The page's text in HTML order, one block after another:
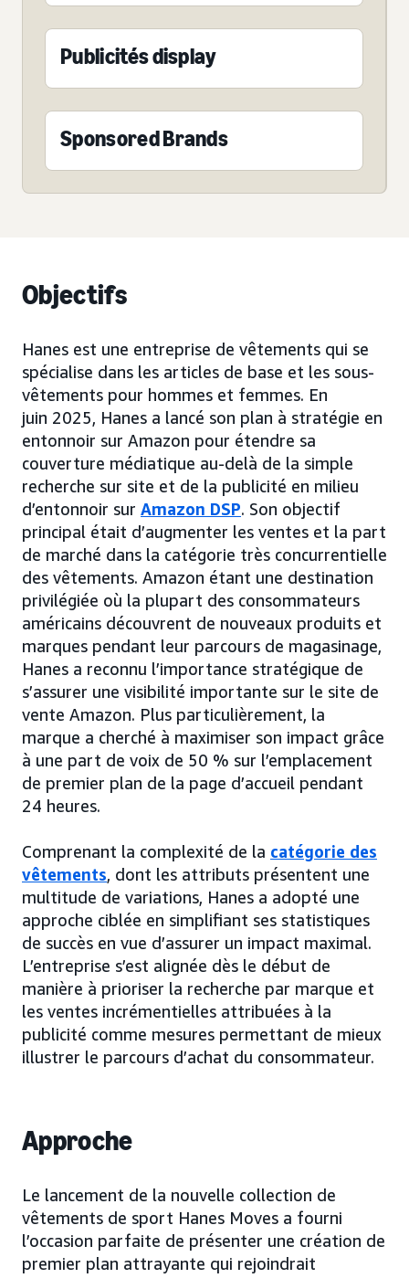
Publicités display
Sponsored Brands
Objectifs
Hanes est une entreprise de vêtements qui se
spécialise dans les articles de base et les sous-
vêtements pour hommes et femmes. En
juin 2025, Hanes a lancé son plan à stratégie en
entonnoir sur Amazon pour étendre sa
couverture médiatique au-delà de la simple
recherche sur site et de la publicité en milieu
d’entonnoir sur Amazon DSP. Son objectif
principal était d’augmenter les ventes et la part
de marché dans la catégorie très concurrentielle
des vêtements. Amazon étant une destination
privilégiée où la plupart des consommateurs
américains découvrent de nouveaux produits et
marques pendant leur parcours de magasinage,
Hanes a reconnu l’importance stratégique de
s’assurer une visibilité importante sur le site de
vente Amazon. Plus particulièrement, la
marque a cherché à maximiser son impact grâce
à une part de voix de 50 % sur l’emplacement
de premier plan de la page d’accueil pendant
24 heures.
Comprenant la complexité de la catégorie des
vêtements, dont les attributs présentent une
multitude de variations, Hanes a adopté une
approche ciblée en simplifiant ses statistiques
de succès en vue d’assurer un impact maximal.
L’entreprise s’est alignée dès le début de
manière à prioriser la recherche par marque et
les ventes incrémentielles attribuées à la
publicité comme mesures permettant de mieux
illustrer le parcours d’achat du consommateur.
Approche
Le lancement de la nouvelle collection de
vêtements de sport Hanes Moves a fourni
l’occasion parfaite de présenter une création de
premier plan attrayante qui rejoindrait